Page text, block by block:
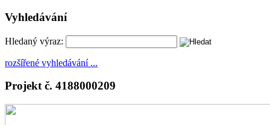
Vyhledávání
Hledaný výraz:
rozšířené vyhledávání ...
Projekt č. 4188000209